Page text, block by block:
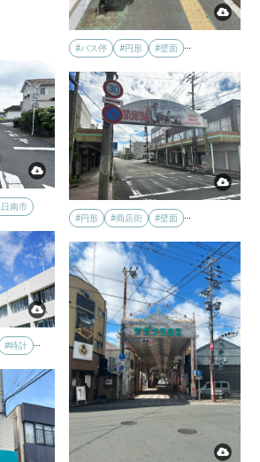
#バス停
#円形 #壁面
南市
#円形
#商店街 #壁面 …
#時計